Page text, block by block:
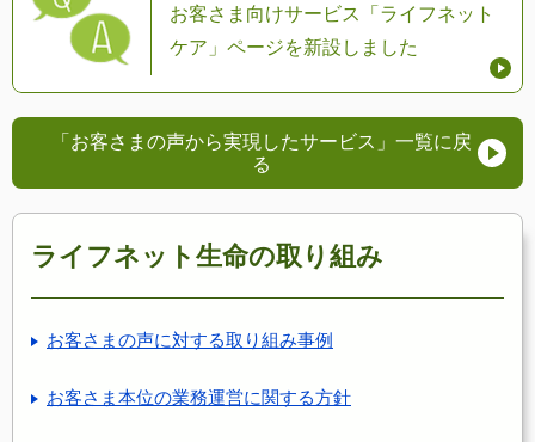
お客さま向けサービス「ライフネット
ケア」ページを新設しました
「お客さまの声から実現したサービス」 一覧に戻
る
ライフネット生命の取り組み
お客さまの声に対する取り組み事例
お客さま本位の業務運営に関する方針